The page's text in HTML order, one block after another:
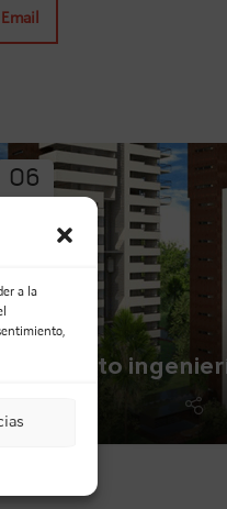
a la
Email
06
Proyecto